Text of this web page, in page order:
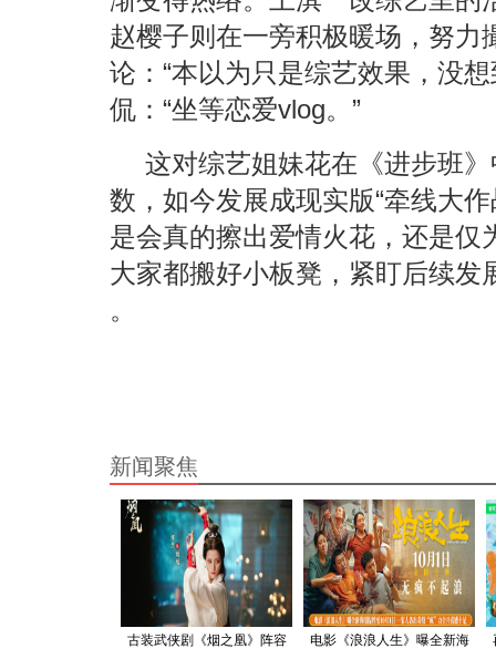
赵樱子则在一旁积极暖场，努力
论：“本以为只是综艺效果，没
侃：“坐等恋爱vlog。”
这对综艺姐妹花在《进步班
数，如今发展成现实版“牵线大
是会真的擦出爱情火花，还是仅
大家都搬好小板凳，紧盯后续发
。
新闻聚焦
古装武侠剧《烟之凰》阵容
电影《浪浪人生》曝全新海